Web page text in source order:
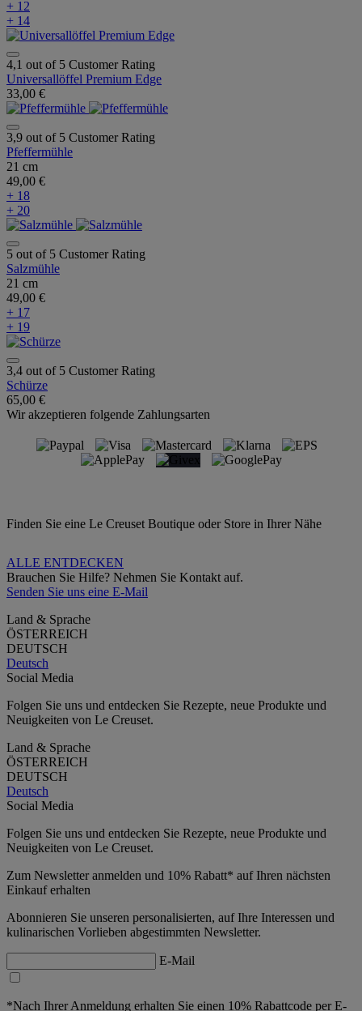
+ 12
+ 14
4,1 out of 5 Customer Rating
Universallöffel Premium Edge
33,00 €
3,9 out of 5 Customer Rating
Pfeffermühle
21 cm
49,00 €
+ 18
+ 20
5 out of 5 Customer Rating
Salzmühle
21 cm
49,00 €
+ 17
+ 19
3,4 out of 5 Customer Rating
Schürze
65,00 €
Wir akzeptieren folgende Zahlungsarten
Finden Sie eine Le Creuset Boutique oder Store in Ihrer Nähe
ALLE ENTDECKEN
Brauchen Sie Hilfe? Nehmen Sie Kontakt auf.
Senden Sie uns eine E-Mail
Land & Sprache
ÖSTERREICH
DEUTSCH
Deutsch
Social Media
Folgen Sie uns und entdecken Sie Rezepte, neue Produkte und
Neuigkeiten von Le Creuset.
Land & Sprache
ÖSTERREICH
DEUTSCH
Deutsch
Social Media
Folgen Sie uns und entdecken Sie Rezepte, neue Produkte und
Neuigkeiten von Le Creuset.
Zum Newsletter anmelden und 10% Rabatt* auf Ihren nächsten
Einkauf erhalten
Abonnieren Sie unseren personalisierten, auf Ihre Interessen und
kulinarischen Vorlieben abgestimmten Newsletter.
E-Mail
*Nach Ihrer Anmeldung erhalten Sie einen 10% Rabattcode per E-